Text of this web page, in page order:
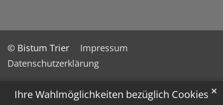
Ihre Wahlmöglichkeiten bezüglich Cookies ✕
© Bistum Trier
Impressum
Datenschutzerklärung